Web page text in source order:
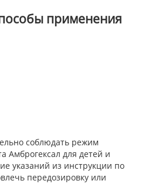
применения
соблюдать режим
Амброгексал для детей и
указаний из инструкции по
передозировку или